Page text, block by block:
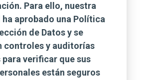
Para ello, nuestra
aprobado una Política
de Datos y se
controles y auditorías
para verificar que sus
están seguros